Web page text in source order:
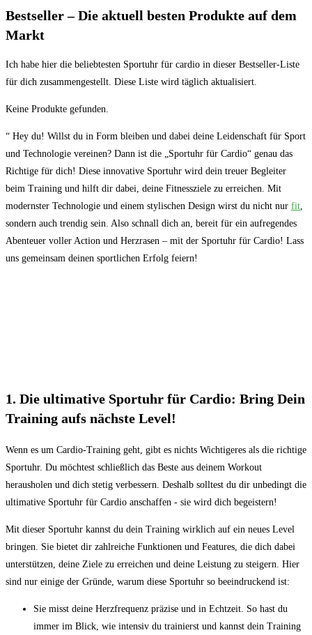
Bestseller – Die aktuell besten Produkte auf dem
Markt
Ich habe hier die​ beliebtesten Sportuhr für cardio in dieser Bestseller-Liste
für dich zusammengestellt. Diese Liste wird täglich aktualisiert.
Keine Produkte gefunden.
“ ⁣Hey du! Willst⁢ du ⁣in ⁢Form bleiben und dabei ‌deine ​Leidenschaft für Sport
und⁢ Technologie ⁤vereinen? Dann ist die „Sportuhr für Cardio“ genau das‍
Richtige für dich! Diese innovative ​Sportuhr ⁢wird dein treuer Begleiter
beim Training und hilft dir dabei,‌ deine ‌Fitnessziele zu erreichen.​ Mit⁤
modernster Technologie und einem stylischen Design wirst du nicht‌ nur fit,
sondern auch trendig sein. Also ​schnall dich an, bereit für ein aufregendes
Abenteuer voller Action‌ und Herzrasen​ – mit der Sportuhr für Cardio! Lass
uns gemeinsam deinen sportlichen Erfolg feiern!
1. Die⁣ ultimative Sportuhr für Cardio: Bring Dein
⁤Training aufs​ nächste Level!
Wenn es um Cardio-Training geht, gibt es nichts Wichtigeres als die richtige
Sportuhr. Du möchtest schließlich das ‌Beste ⁤aus deinem Workout
herausholen ​und dich stetig verbessern. Deshalb⁤ solltest du dir unbedingt die
ultimative Sportuhr für Cardio anschaffen ⁢- sie wird ⁢dich begeistern!
Mit ⁤dieser Sportuhr kannst du dein Training wirklich auf ein neues Level
bringen. Sie bietet dir ⁢zahlreiche Funktionen und Features, die⁢ dich dabei ​
unterstützen, deine Ziele zu erreichen und deine Leistung zu steigern. Hier
sind nur einige der Gründe, warum‍ diese Sportuhr so beeindruckend ist:
Sie misst deine Herzfrequenz präzise und in Echtzeit. So hast ‍du
immer im Blick, wie intensiv ‍du ⁢trainierst und kannst ​dein​ Training